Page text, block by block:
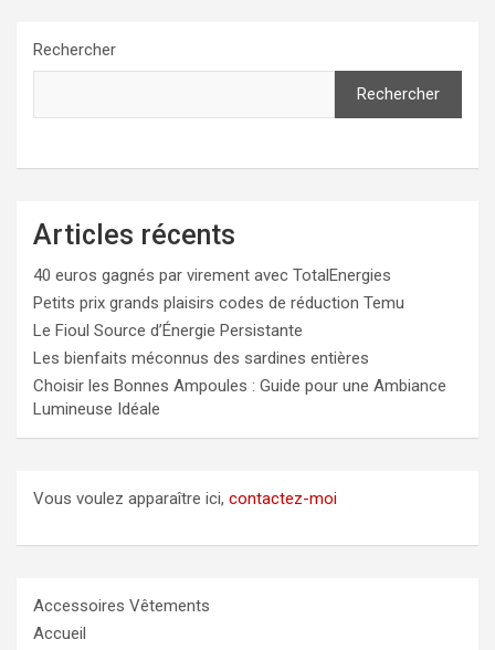
Rechercher
Rechercher
Articles récents
40 euros gagnés par virement avec TotalEnergies
Petits prix grands plaisirs codes de réduction Temu
Le Fioul Source d’Énergie Persistante
Les bienfaits méconnus des sardines entières
Choisir les Bonnes Ampoules : Guide pour une Ambiance
Lumineuse Idéale
Vous voulez apparaître ici, contactez-moi
Accessoires Vêtements
Accueil